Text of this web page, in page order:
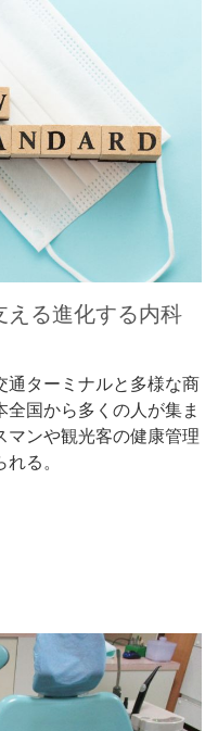
える進化する内科
通ターミナルと多様な商
国から多くの人が集ま
マンや観光客の健康管理
る。